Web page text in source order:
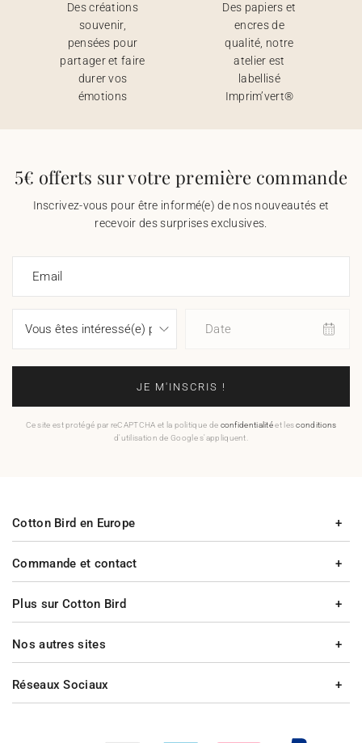
Des créations
souvenir,
pensées pour
partager et faire
durer vos
émotions
Des papiers et
encres de
qualité, notre
atelier est
labellisé
Imprim’vert®
5€ offerts sur votre première commande
Inscrivez-vous pour être informé(e) de nos nouveautés et
recevoir des surprises exclusives.
Email
Date
JE M'INSCRIS !
Ce site est protégé par reCAPTCHA et la politique de confidentialitéet lesconditions
d'utilisation de Google s'appliquent.
Commande et contact
Plus sur Cotton Bird
Cotton Bird en Europe
Nos autres sites
Réseaux Sociaux